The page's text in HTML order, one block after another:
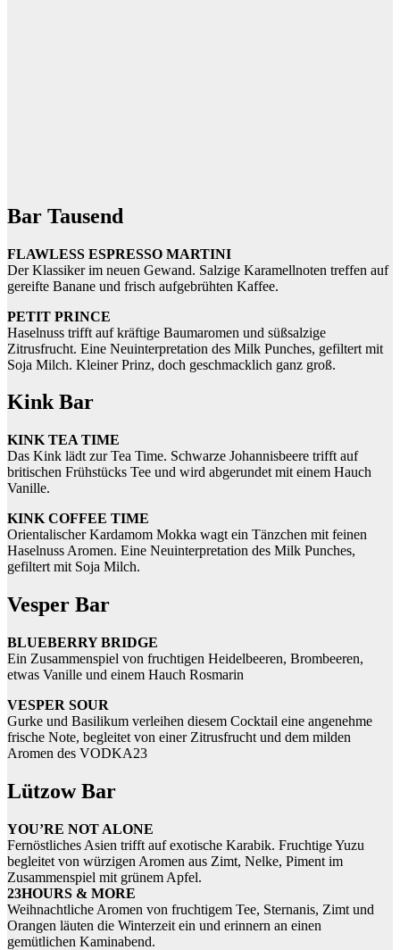
Bar Tausend
FLAWLESS ESPRESSO MARTINI
Der Klassiker im neuen Gewand. Salzige Karamellnoten treffen auf
gereifte Banane und frisch aufgebrühten Kaffee.
PETIT PRINCE
Haselnuss trifft auf kräftige Baumaromen und süßsalzige
Zitrusfrucht. Eine Neuinterpretation des Milk Punches, gefiltert mit
Soja Milch. Kleiner Prinz, doch geschmacklich ganz groß.
Kink Bar
KINK TEA TIME
Das Kink lädt zur Tea Time. Schwarze Johannisbeere trifft auf
britischen Frühstücks Tee und wird abgerundet mit einem Hauch
Vanille.
KINK COFFEE TIME
Orientalischer Kardamom Mokka wagt ein Tänzchen mit feinen
Haselnuss Aromen. Eine Neuinterpretation des Milk Punches,
gefiltert mit Soja Milch.
Vesper Bar
BLUEBERRY BRIDGE
Ein Zusammenspiel von fruchtigen Heidelbeeren, Brombeeren,
etwas Vanille und einem Hauch Rosmarin
VESPER SOUR
Gurke und Basilikum verleihen diesem Cocktail eine angenehme
frische Note, begleitet von einer Zitrusfrucht und dem milden
Aromen des VODKA23
Lützow Bar
YOU’RE NOT ALONE
Fernöstliches Asien trifft auf exotische Karabik. Fruchtige Yuzu
begleitet von würzigen Aromen aus Zimt, Nelke, Piment im
Zusammenspiel mit grünem Apfel.
23HOURS & MORE
Weihnachtliche Aromen von fruchtigem Tee, Sternanis, Zimt und
Orangen läuten die Winterzeit ein und erinnern an einen
gemütlichen Kaminabend.